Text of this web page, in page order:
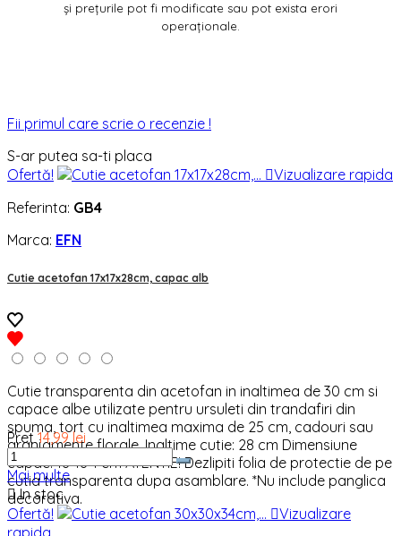
și prețurile pot fi modificate sau pot exista erori
operaționale.
Fii primul care scrie o recenzie !
S-ar putea sa-ti placa
Ofertă!
Vizualizare rapida
Referinta: GB4
Marca: EFN
Cutie acetofan 17x17x28cm, capac alb
Cutie transparenta din acetofan in inaltimea de 30 cm si
capace albe utilizate pentru ursuleti din trandafiri din
spuma, tort cu inaltimea maxima de 25 cm, cadouri sau
aranjamente florale. Inaltime cutie: 28 cm Dimensiune
capac: 18*18*1 cm ATENTIE! Dezlipiti folia de protectie de pe
cutia transparenta dupa asamblare. *Nu include panglica
decorativa.
Pret 14,99 lei
Mai multe
In stoc
Ofertă!
Vizualizare